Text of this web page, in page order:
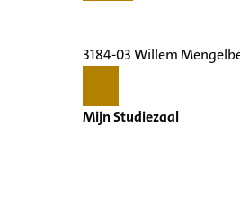
3184-03 Willem
Mijn Studiezaal